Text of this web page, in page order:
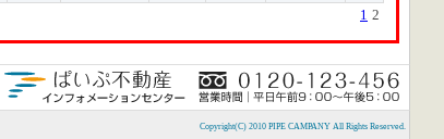
1 2
Copyright(C) 2010 PIPE CAMPANY All Rights Reserved.